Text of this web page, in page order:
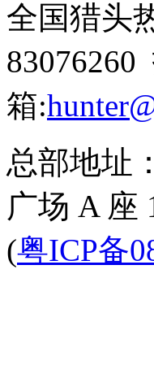
全国猎头
83076260
箱:
总部地址
广场 A 座
(粤ICP备